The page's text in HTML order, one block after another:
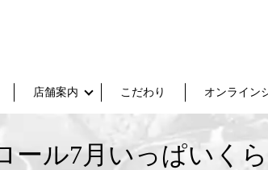
店舗案内 こだわり オンライン
ール7月いっぱいく